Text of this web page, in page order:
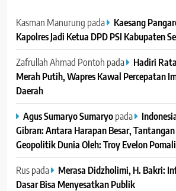
Kasman Manurung pada
Kaesang
Kapolres Jadi Ketua DPD PSI Kabupaten
Zafrullah Ahmad Pontoh pada
Hadiri
Merah Putih, Wapres Kawal Percepatan
Daerah
Agus Sumaryo Sumaryopada
Gibran: Antara Harapan Besar,
Geopolitik Dunia Oleh: Troy Evelon
Ruspada
Merasa Didzholimi, H. Bakri:
Dasar Bisa Menyesatkan Publik